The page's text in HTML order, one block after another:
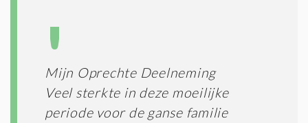
Mijn Oprechte Deelneming
Veel sterkte in deze moeilijke
periode voor de ganse familie